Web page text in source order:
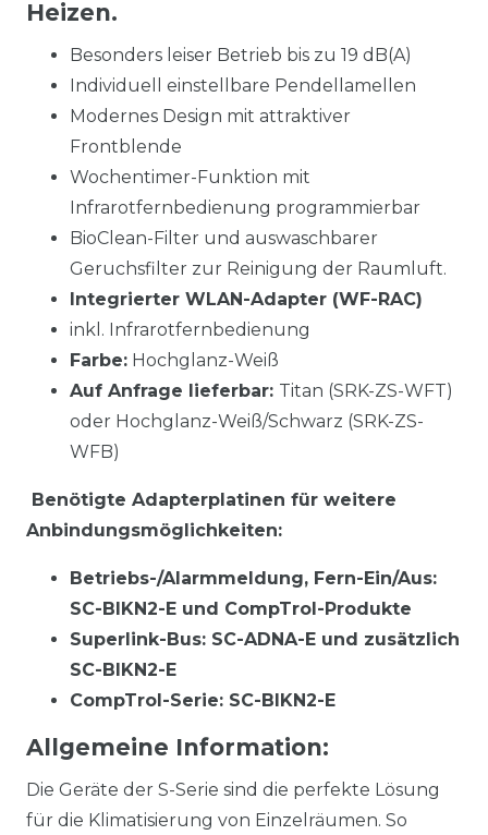
Heizen.
Besonders leiser Betrieb bis zu 19 dB(A)
Individuell einstellbare Pendellamellen
Modernes Design mit attraktiver
Frontblende
Wochentimer-Funktion mit
Infrarotfernbedienung programmierbar
BioClean-Filter und auswaschbarer
Geruchsfilter zur Reinigung der Raumluft.
Integrierter WLAN-Adapter (WF-RAC)
inkl. Infrarotfernbedienung
Farbe: Hochglanz-Weiß
Auf Anfrage lieferbar: Titan (SRK-ZS-WFT)
oder Hochglanz-Weiß/Schwarz (SRK-ZS-
WFB)
Benötigte Adapterplatinen für weitere
Anbindungsmöglichkeiten:
Betriebs-/Alarmmeldung, Fern-Ein/Aus:
SC-BIKN2-E und CompTrol-Produkte
Superlink-Bus: SC-ADNA-E und zusätzlich
SC-BIKN2-E
CompTrol-Serie: SC-BIKN2-E
Allgemeine Information:
Die Geräte der S-Serie sind die perfekte Lösung
für die Klimatisierung von Einzelräumen. So